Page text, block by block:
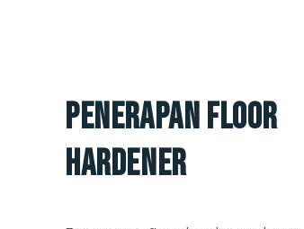
Penerapan Floor
Hardener